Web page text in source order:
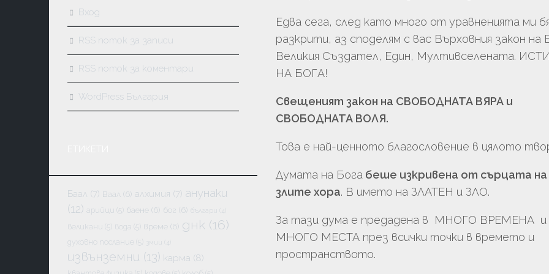
Едва сега, след като много от уравненията ми
разкрити, аз споделям с вас Върховния закон на
Великия Създател, Един, Мултивселената.
НА БОГА!
Свещеният закон на СВОБОДНАТА ВЯРА и
СВОБОДНАТА ВОЛЯ.
Това е най-ценното благословение в цялото
Думата на Бога беше изкривена от сърцата на
злите хора. В името на ЗЛАТЕН и ЗЛО.
За тази дума е предадена в МНОГО ВРЕМЕНА и
МНОГО МЕСТА през всички точки в времето и
пространството.
Вход
RSS поток за записи
RSS поток за коментари
WordPress България
Баал (7) Ваал (6) алхимия (7) анунаки
(12)
арийци баене (6) бог (6) (4)
великани вода време (6) днк (16)
духовно послание змии (4)
извънземни (13) карма (8)